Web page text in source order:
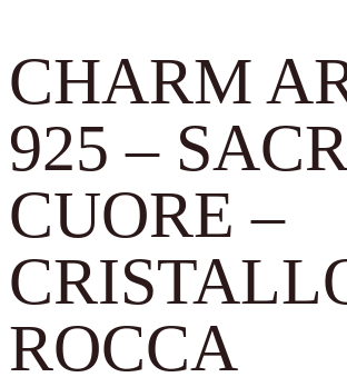
CHARM
925 –
CUORE –
ROCCA